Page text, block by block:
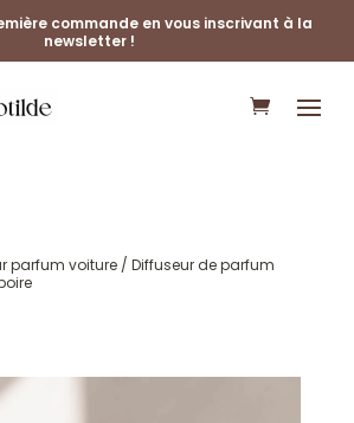
commande en vous inscrivant à la
newsletter !
parfum voiture/ Diffuseur de parfum